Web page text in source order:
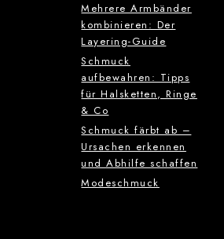
Mehrere Armbänder
kombinieren: Der
Layering-Guide
Schmuck
aufbewahren: Tipps
für Halsketten, Ringe
& Co
Schmuck färbt ab –
Ursachen erkennen
und Abhilfe schaffen
Modeschmuck